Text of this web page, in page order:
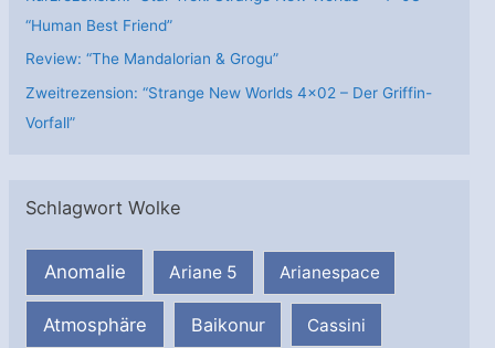
“Human Best Friend”
Review: “The Mandalorian & Grogu”
Zweitrezension: “Strange New Worlds 4×02 – Der Griffin-
Vorfall”
Schlagwort Wolke
Anomalie Ariane 5 Arianespace
Atmosphäre Baikonur Cassini